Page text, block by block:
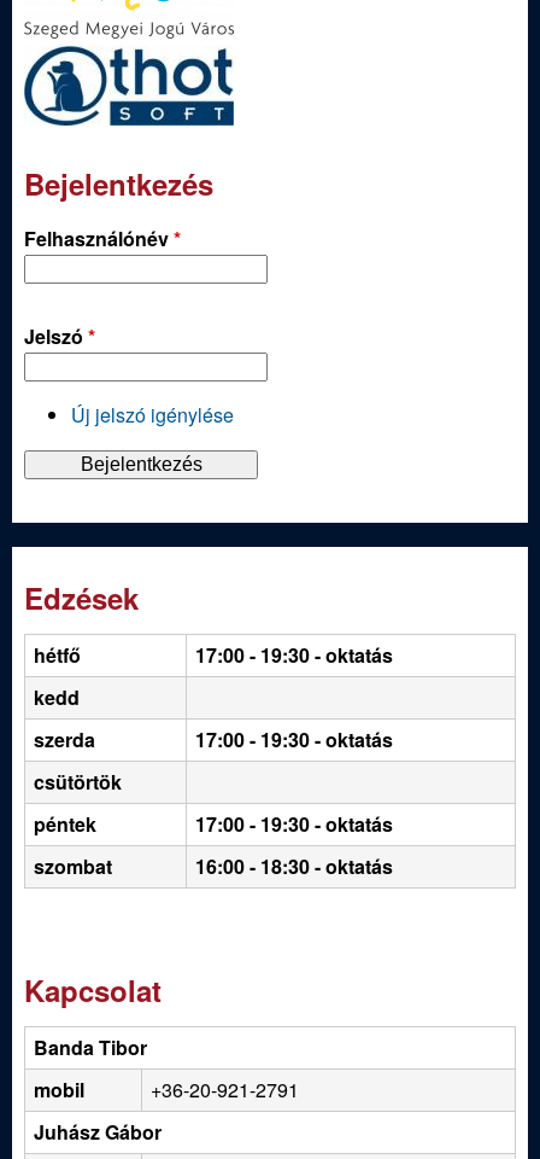
Bejelentkezés
Felhasználónév*
Jelszó *
Új jelszó igénylése
Edzések
hétfő 17:00 - 19:30- oktatás
kedd
szerda
17:00 - 19:30 - oktatás
csütörtök
péntek
17:00 - 19:30 - oktatás
szombat
16:00 - 18:30 - oktatás
Kapcsolat
Banda Tibor
mobil
+36-20-921-2791
Juhász Gábor